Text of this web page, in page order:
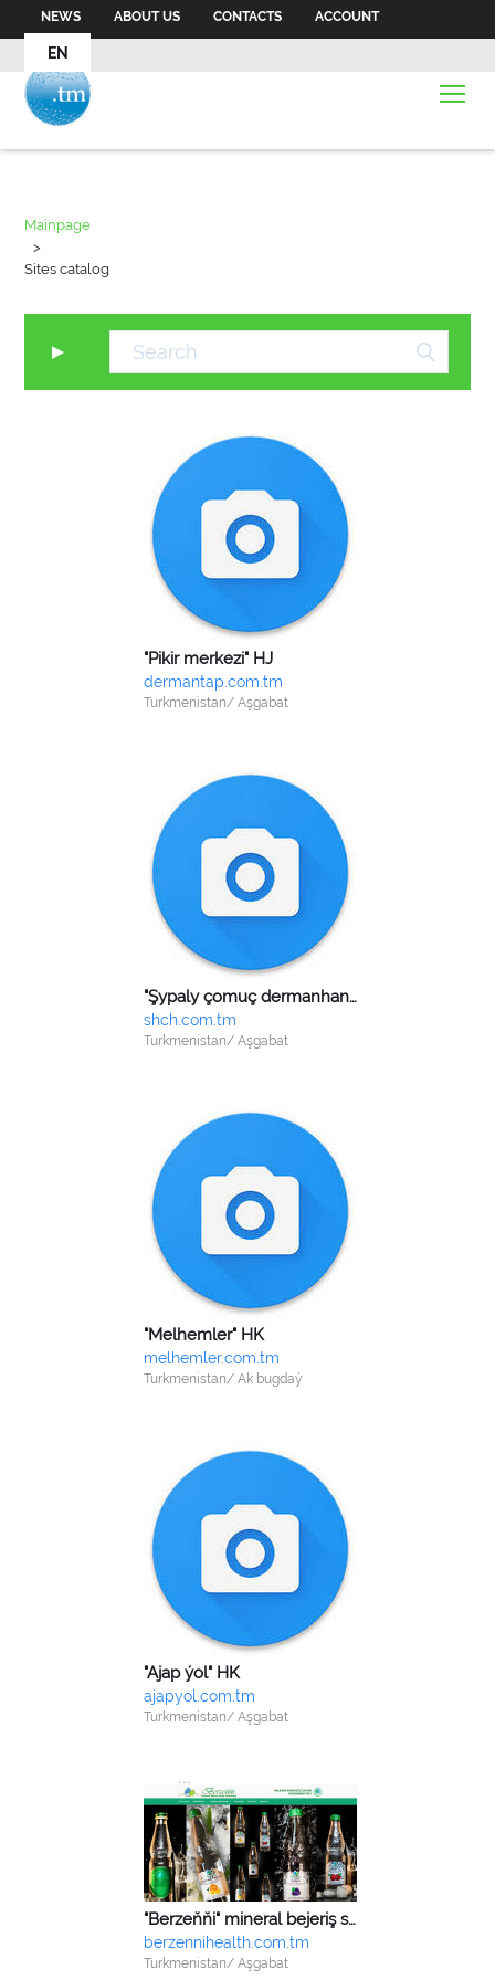
NEWS ABOUT US CONTACTS ACCOUNT
EN
Mainpage
>
Sites catalog
▼
"Pikir merkezi" HJ
dermantap.com.tm
Turkmenistan/ Aşgabat
"Şypaly çomuç dermanhanasy" HK
shch.com.tm
Turkmenistan/ Aşgabat
"Melhemler" HK
melhemler.com.tm
Turkmenistan/ Ak bugdaý
"Ajap ýol" HK
ajapyol.com.tm
Turkmenistan/ Aşgabat
"Berzeňňi" mineral bejeriş suwy kärhanasy
berzennihealth.com.tm
Turkmenistan/ Aşgabat